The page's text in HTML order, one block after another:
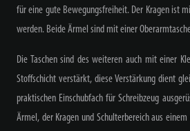
für eine gute Bewegungsfreiheit. Der Kragen ist
werden. Beide Ärmel sind mit einer
Die Taschen sind des weiteren auch mit einer
Stoffschicht verstärkt, diese Verstärkung dient
praktischen Einschubfach für Schreibzeug
Ärmel, der Kragen und Schulterbereich aus